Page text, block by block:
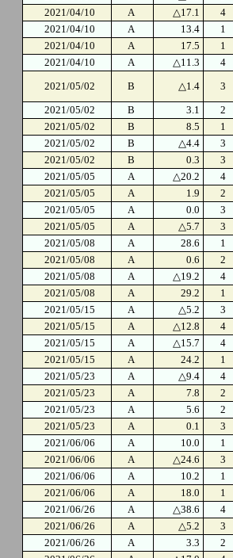
2021/04/10
A △17.1 4
2021/04/10
A 13.4 1
2021/04/10
A 17.5 1
2021/04/10
A △11.3 4
2021/05/02
B △1.4 3
2021/05/02
B 3.1 2
2021/05/02
B 8.5 1
2021/05/02
B △4.4 3
2021/05/02
B 0.3 3
2021/05/05
A △20.2 4
2021/05/05
A 1.9 2
2021/05/05
A 0.0 3
2021/05/05
A △5.7 3
2021/05/08
A 28.6 1
2021/05/08
A 0.6 2
2021/05/08
A △19.2 4
2021/05/08
A 29.2 1
2021/05/15
A △5.2 3
2021/05/15
A △12.8 4
2021/05/15
A △15.7 4
2021/05/15
A 24.2 1
2021/05/23
A △9.4 4
2021/05/23
A 7.8 2
2021/05/23
A 5.6 2
2021/05/23
A 0.1 3
2021/06/06
A 10.0 1
2021/06/06
A △24.6 3
2021/06/06
A 10.2 1
2021/06/06
A 18.0 1
2021/06/26
A △38.6 4
2021/06/26
A △5.2 3
2021/06/26
A 3.3 2